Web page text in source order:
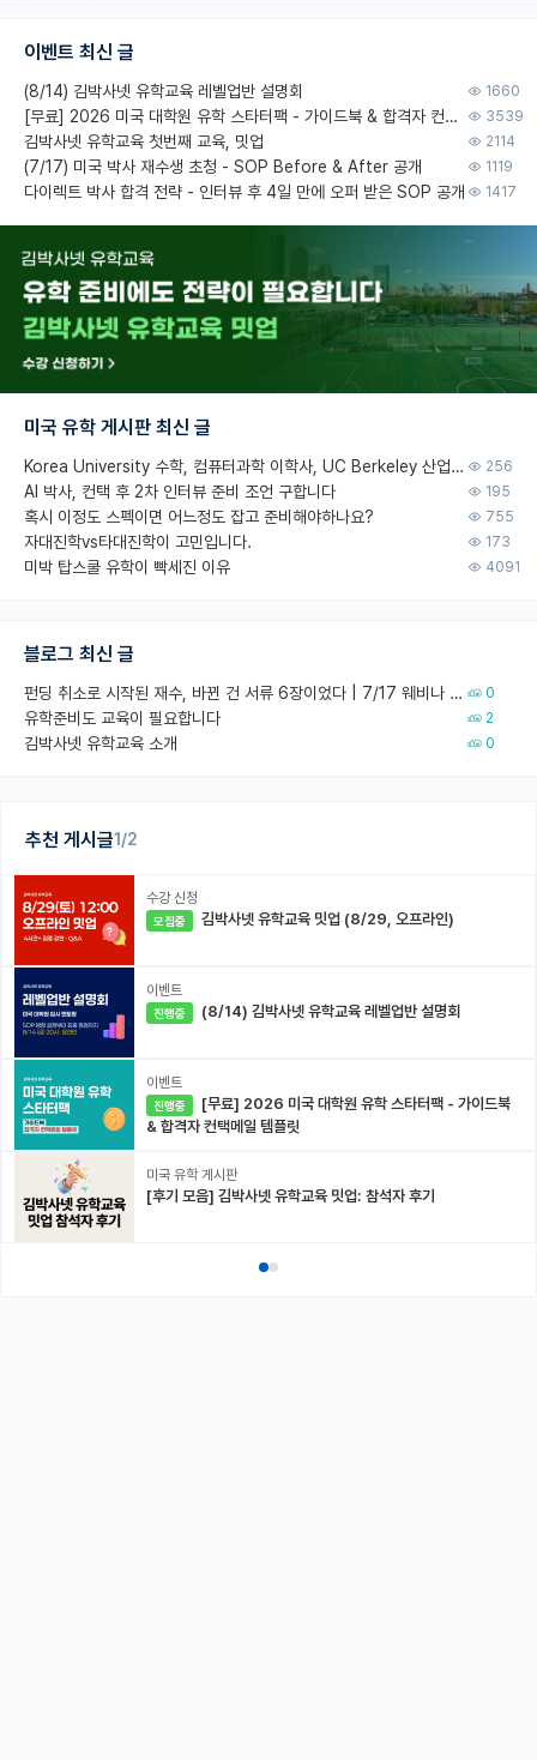
추천 게시글1/2
수강 신청
모집중 김박사넷 유학교육 밋업 (8/29, 오프라인)
이벤트
진행중 (8/14) 김박사넷 유학교육 레벨업반 설명회
이벤트
진행중
& 합격자 컨택메일 템플릿
미국 유학 게시판
[후기 모음] 김박사넷 유학교육 밋업: 참석자 후기
이벤트 최신 글
(8/14) 김박사넷 유학교육 레벨업반 설명회 1660
[무료] 2026 미국 대학원 유학 스타터팩 - 가이드북 & 합격자 컨택메일 템플릿 3539
김박사넷 유학교육 첫번째 교육, 밋업 2114
(7/17) 미국 박사 재수생 초청 - SOP Before & After 공개 1119
다이렉트 박사 합격 전략 - 인터뷰 후 4일 만에 오퍼 받은 SOP 공개 1417
미국 유학 게시판 최신 글
Korea University 수학, 컴퓨터과학 이학사, UC Berkeley 산업공학 대학원 공학박사가 되는 것은 쉽지 않겠죠? 256
AI 박사, 컨택 후 2차 인터뷰 준비 조언 구합니다 195
혹시 이정도 스펙이면 어느정도 잡고 준비해야하나요? 755
자대진학vs타대진학이 고민입니다. 173
미박 탑스쿨 유학이 빡세진 이유 4091
블로그 최신 글
펀딩 취소로 시작된 재수, 바뀐 건 서류 6장이었다 | 7/17 웨비나 회고 0
유학준비도 교육이 필요합니다 2
김박사넷 유학교육 소개 0